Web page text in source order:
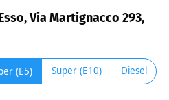
Via Martignacco 293,
(E5) Super (E10) Diesel